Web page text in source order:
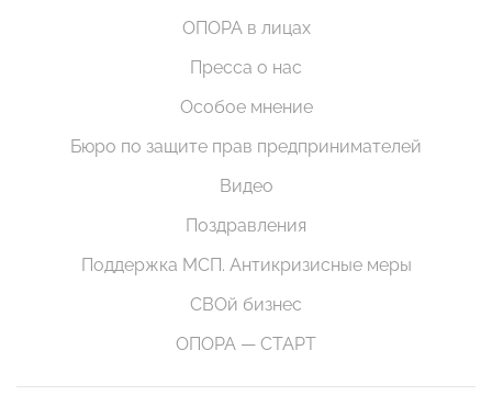
ОПОРА в лицах
Пресса о нас
Особое мнение
Бюро по защите прав предпринимателей
Видео
Поздравления
Поддержка МСП. Антикризисные меры
СВОй бизнес
ОПОРА — СТАРТ